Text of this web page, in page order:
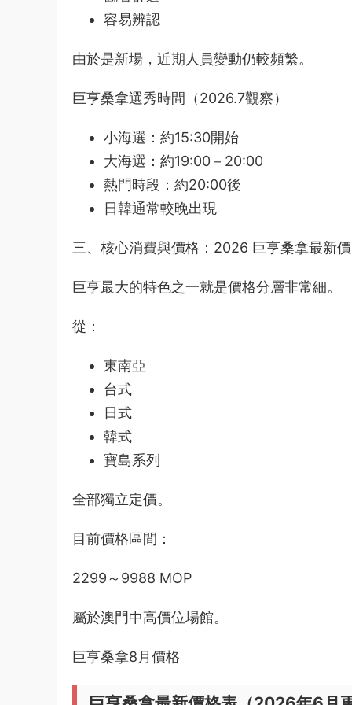
容易辨認
由於是新場，近期人員變動仍較頻繁。
巨亨桑拿選秀時間（2026.7觀察）
小海選：約15:30開始
大海選：約19:00－20:00
熱門時段：約20:00後
日韓通常較晚出現
三、核心消費與價格：2026 巨亨桑拿最新
巨亨最大的特色之一就是價格分層非常細。
從：
東南亞
台式
日式
韓式
寶島系列
全部獨立定價。
目前價格區間：
2299～9988 MOP
屬於澳門中高價位場館。
巨亨桑拿8月價格